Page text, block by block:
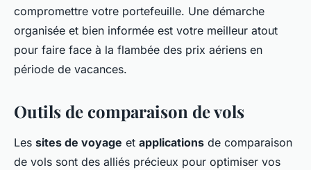
compromettre votre portefeuille. Une démarche
organisée et bien informée est votre meilleur atout
pour faire face à la flambée des prix aériens en
période de vacances.
Outils de comparaison de vols
Les sites de voyage et applications de comparaison
de vols sont des alliés précieux pour optimiser vos